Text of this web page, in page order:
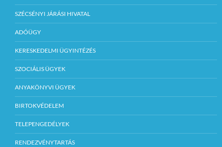
SZÉCSÉNYI JÁRÁSI HIVATAL
ADÓÜGY
KERESKEDELMI ÜGYINTÉZÉS
SZOCIÁLIS ÜGYEK
ANYAKÖNYVI ÜGYEK
BIRTOKVÉDELEM
TELEPENGEDÉLYEK
RENDEZVÉNYTARTÁS